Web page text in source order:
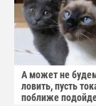
А может не
ловить, пусть
поближе